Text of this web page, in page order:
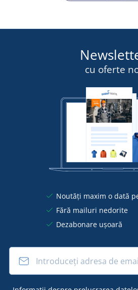
cu oferte
Noutăți maxim o dată
Fără mailuri nedorite
Dezabonare ușoară